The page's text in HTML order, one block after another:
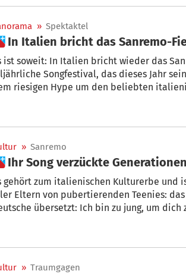
Überraschung.
» Spektaktel
 In Italien bricht das Sanremo-
Sanremo-Fieber aus. Am Dienstag beginnt das
Songfestival, das dieses Jahr
riesigen Hype um den beliebten
» Sanremo
 Ihr Song verzückte
gehört zum italienischen Kulturerbe und
Eltern von pubertierenden Teenies:
übersetzt: Ich bin zu jung, um dich
» Traumgagen